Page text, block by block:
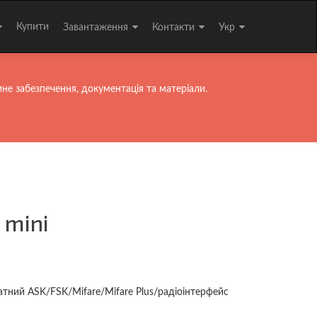
Купити Завантаження Контакти Укр
забезпечення, документація та матеріали.
mini
ASK/FSK/Mifare/Mifare Plus/радіоінтерфейс